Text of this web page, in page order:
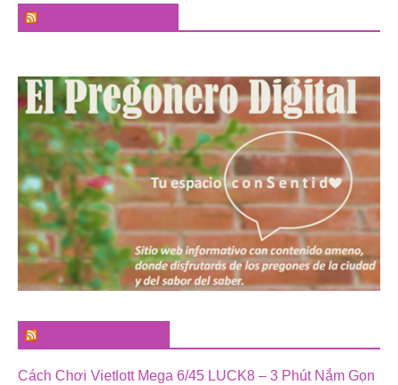
Cách Chơi Vietlott Mega 6/45 LUCK8 – 3 Phút Nắm Gọn